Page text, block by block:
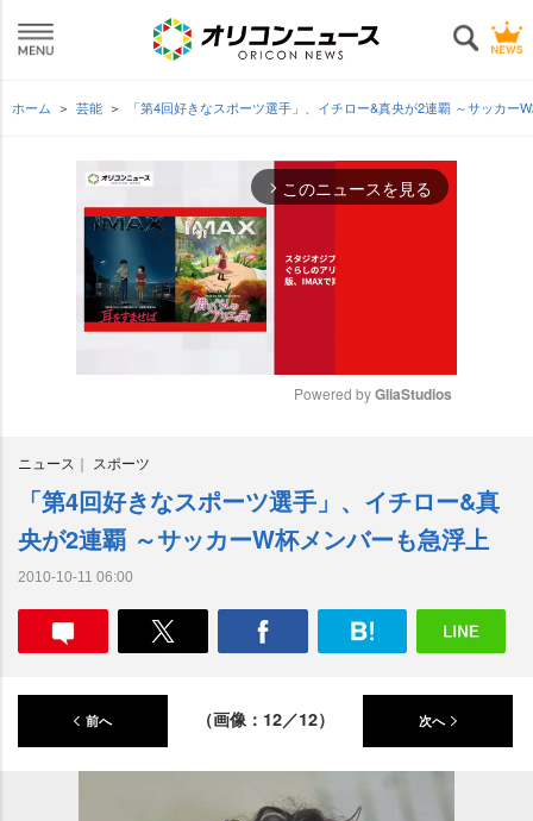
ホーム 芸能 「第4回好きなスポーツ選手」、イチロー&真央が2連覇 ～サッカー
arrow_forward_ios このニュースを見る
e
Powered by GliaStudios
ニュース スポーツ
「第4回好きなスポーツ選手」、イチロー&真
央が2連覇 ～サッカーW杯メンバーも急浮上
2010-10-11 06:00
前へ （画像：12／12） 次へ